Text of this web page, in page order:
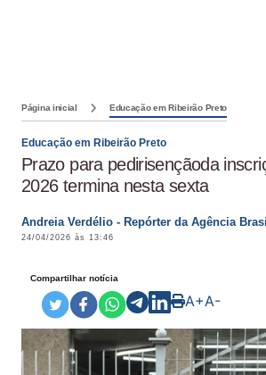
Página inicial Educação em Ribeirão Preto
Educação em Ribeirão Preto
Prazo para pedirisençãoda
2026 termina nesta sexta
Andreia Verdélio - Repórter da Agência Brasil
24/04/2026 às 13:46
Compartilhar notícia
A+A-